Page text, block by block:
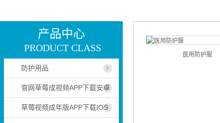
医用防护服
产品中心
PRODUCT CLASS
防护用品
官网草莓成视频APP下载安卓
草莓视频成年版APP下载IOS